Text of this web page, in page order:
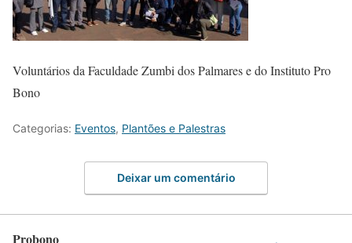
Voluntários da Faculdade Zumbi dos Palmares e do Instituto Pro
Bono
Categorias: Eventos, Plantões e Palestras
Deixar um comentário
Probono